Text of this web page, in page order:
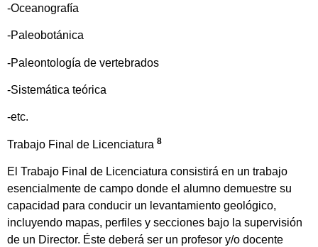
-Oceanografía
-Paleobotánica
-Paleontología de vertebrados
-Sistemática teórica
-etc.
Trabajo Final de Licenciatura 8
El Trabajo Final de Licenciatura consistirá en un trabajo
esencialmente de campo donde el alumno demuestre su
capacidad para conducir un levantamiento geológico,
incluyendo mapas, perfiles y secciones bajo la supervisión
de un Director. Éste deberá ser un profesor y/o docente